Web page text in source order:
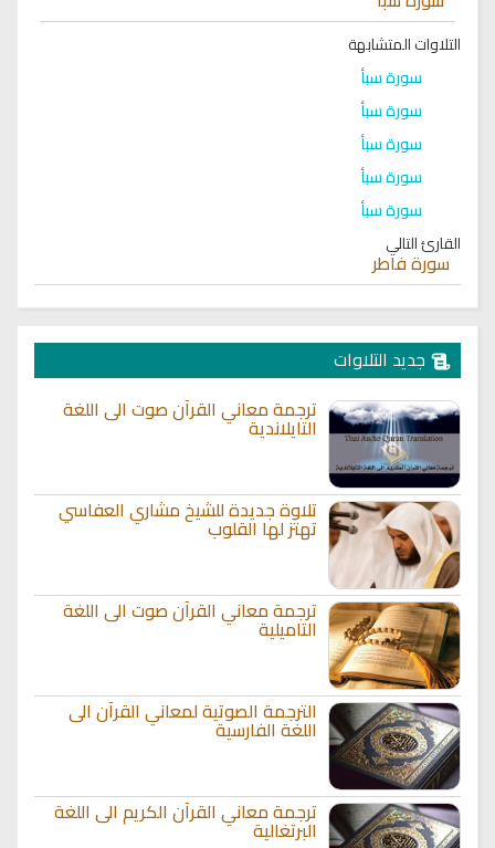
التلاوات المتشابهة
سورة سبأ
سورة سبأ
سورة سبأ
سورة سبأ
سورة سبأ
القارئ التالي
سورة فاطر
جديد التلاوات
ترجمة معاني القرآن صوت الى اللغة
التايلاندية
تلاوة جديدة للشيخ مشاري العفاسي
تهتز لها القلوب
ترجمة معاني القرآن صوت الى اللغة
التاميلية
الترجمة الصوتية لمعاني القرآن الى
اللغة الفارسية
ترجمة معاني القرآن الكريم الى اللغة
البرتغالية